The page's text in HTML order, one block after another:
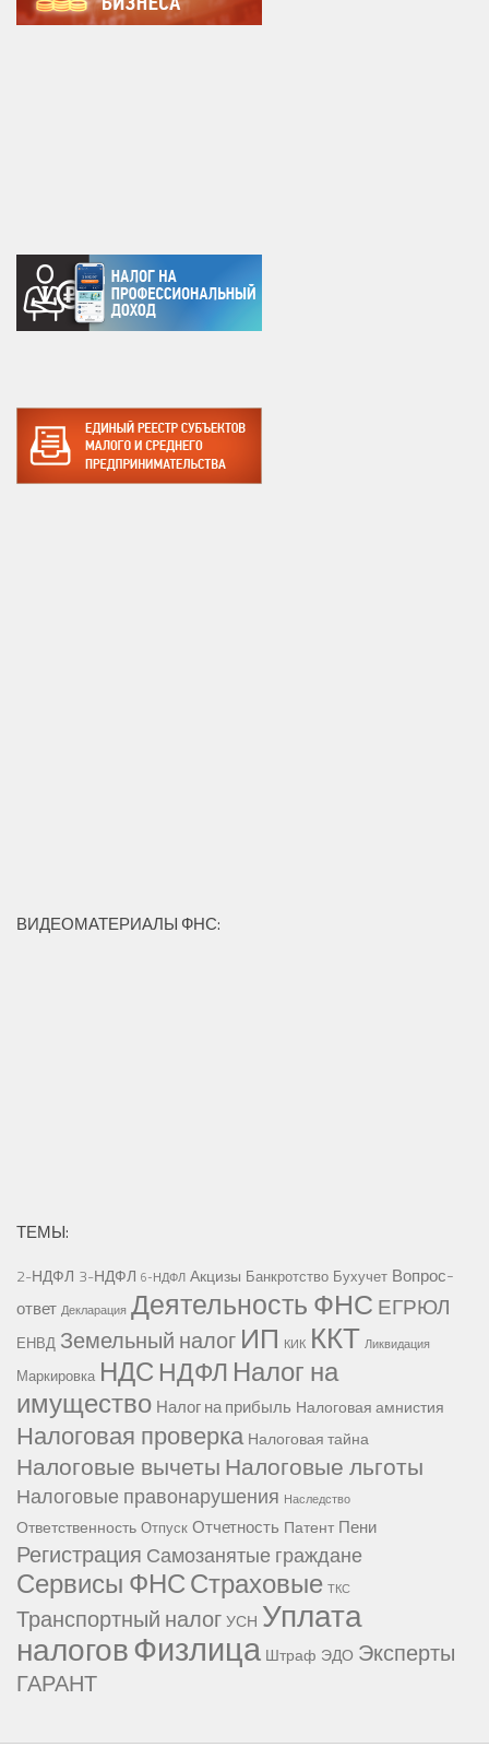
ВИДЕОМАТЕРИАЛЫ ФНС:
ТЕМЫ:
2-НДФЛ 3-НДФЛ 6-НДФЛ Акцизы Банкротство Бухучет Вопрос-
ответ Декларация Деятельность ФНС ЕГРЮЛ
ЕНВД Земельный налог ИП КИК ККТ Ликвидация
Маркировка НДС НДФЛ Налог на
имущество Налог на прибыль Налоговая амнистия
Налоговая проверка Налоговая тайна
Налоговые вычетыНалоговые льготы
Налоговые правонарушения Наследство
Ответственность Отпуск Отчетность Патент Пени
Регистрация Самозанятые граждане
Сервисы ФНССтраховые ТКС
Транспортный налогУСН Уплата
налоговФизлица Штраф ЭДО Эксперты
ГАРАНТ